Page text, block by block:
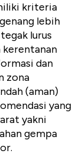
kriteria
lebih
lurus
kerentanan
dan
zona
(aman)
yang
yakni
gempa